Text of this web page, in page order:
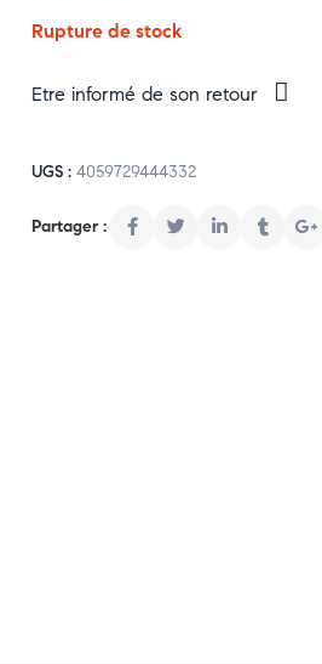
Rupture de stock
Etre informé de son retour
UGS : 4059729444332